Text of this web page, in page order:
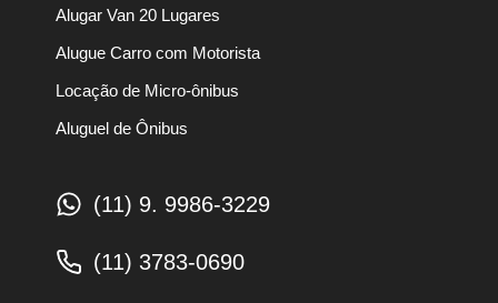
Alugar Van 20 Lugares
Alugue Carro com Motorista
Locação de Micro-ônibus
Aluguel de Ônibus
(11) 9. 9986-3229
(11) 3783-0690